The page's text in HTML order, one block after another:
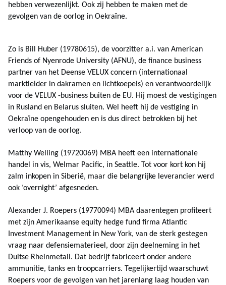
hebben verwezenlijkt. Ook zij hebben te maken met de
gevolgen van de oorlog in Oekraïne.
Zo is Bill Huber (19780615), de voorzitter a.i. van American
Friends of Nyenrode University (AFNU), de finance business
partner van het Deense VELUX concern (internationaal
marktleider in dakramen en lichtkoepels) en verantwoordelijk
voor de VELUX -business buiten de EU. Hij moest de vestigingen
in Rusland en Belarus sluiten. Wel heeft hij de vestiging in
Oekraïne opengehouden en is dus direct betrokken bij het
verloop van de oorlog.
Matthy Welling (19720069) MBA heeft een internationale
handel in vis, Welmar Pacific, in Seattle. Tot voor kort kon hij
zalm inkopen in Siberië, maar die belangrijke leverancier werd
ook ‘overnight’ afgesneden.
Alexander J. Roepers (19770094) MBA daarentegen profiteert
met zijn Amerikaanse equity hedge fund firma Atlantic
Investment Management in New York, van de sterk gestegen
vraag naar defensiematerieel, door zijn deelneming in het
Duitse Rheinmetall. Dat bedrijf fabriceert onder andere
ammunitie, tanks en troopcarriers. Tegelijkertijd waarschuwt
Roepers voor de gevolgen van het jarenlang laag houden van